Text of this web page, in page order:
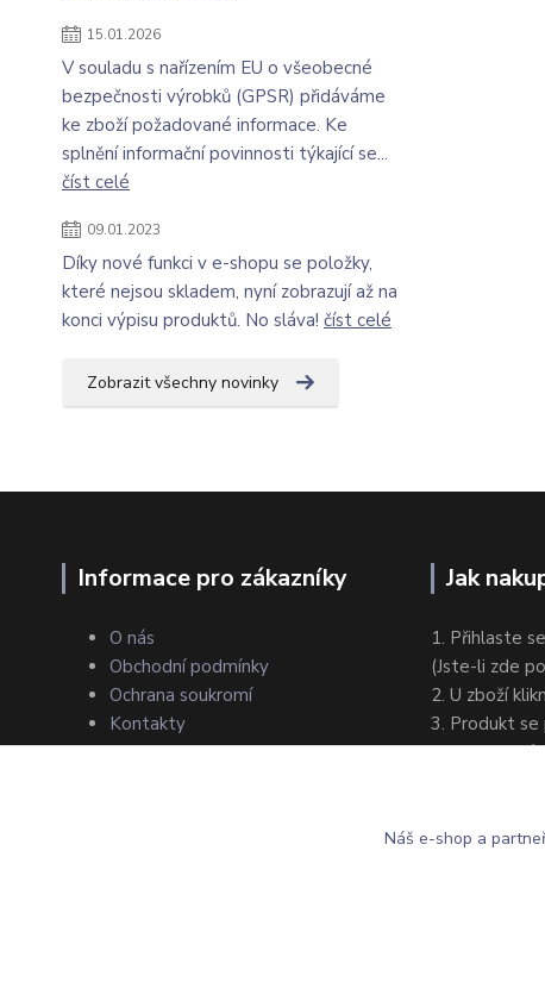
15.01.2026
V souladu s nařízením EU o všeobecné
bezpečnosti výrobků (GPSR) přidáváme
ke zboží požadované informace. Ke
splnění informační povinnosti týkající se...
číst celé
09.01.2023
Díky nové funkci v e-shopu se položky,
které nejsou skladem, nyní zobrazují až na
konci výpisu produktů. No sláva! číst celé
Zobrazit všechny novinky
Informace pro zákazníky
O nás
Obchodní podmínky
Ochrana soukromí
Kontakty
Jak
1. Přihlaste
(Jste-li zde
2. U zboží
3. Produkt se
4. Zvolte
Náš e-shop a